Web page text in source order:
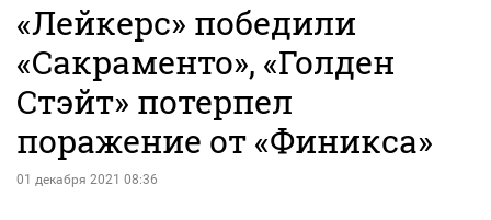
«Лейкерс» победили
«Сакраменто», «Голден
Стэйт» потерпел
поражение от «Финикса»
01 декабря 2021 08:36